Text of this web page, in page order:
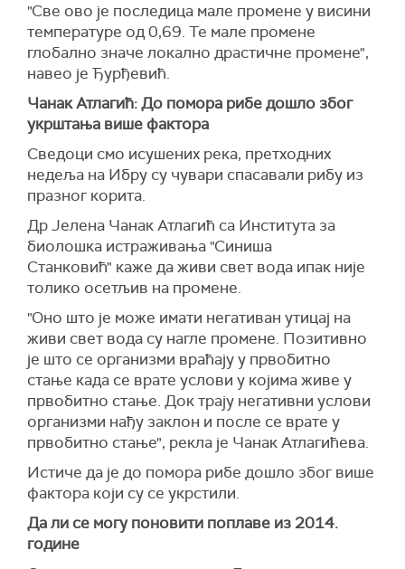
"Све ово је последица мале промене у висини
температуре од 0,69. Те мале промене
глобално значе локално драстичне промене",
навео је Ђурђевић.
Чанак Атлагић: До помора рибе дошло због
укрштања више фактора
Сведоци смо исушених река, претходних
недеља на Ибру су чувари спасавали рибу из
празног корита.
Др Јелена Чанак Атлагић са Института за
биолошка истраживања "Синиша
Станковић" каже даживи свет вода ипак није
толико осетљив на промене.
"Оно што је може имати негативан утицај на
живи свет вода су нагле промене. Позитивно
је што се организми враћају у првобитно
стање када се врате услови у којима живе у
првобитно стање. Док трају негативни услови
организми нађу заклон и после се врате у
првобитно стање", рекла је Чанак Атлагићева.
Истиче да је до помора рибе дошло због више
фактора који су се укрстили.
Да ли се могу поновити поплаве из 2014.
године